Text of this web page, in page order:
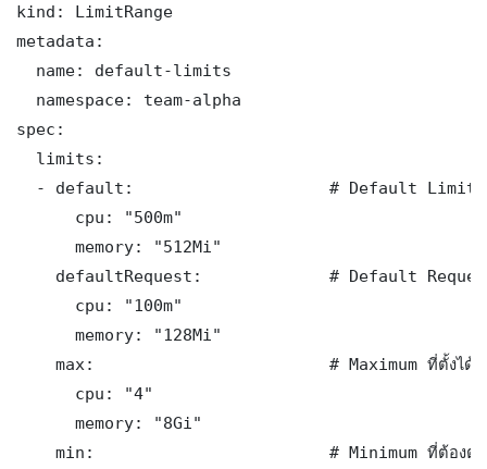
kind: LimitRange
metadata:
  name: default-limits
  namespace: team-alpha
spec:
  limits:
  - default:                    # Default Limits
      cpu: "500m"
      memory: "512Mi"
defaultRequest:             # Default
      cpu: "100m"
      memory: "128Mi"
    max:                        # Maximum ที่ตั้งได้
      cpu: "4"
      memory: "8Gi"
    min:                        # Minimum ที่ต้องตั้ง